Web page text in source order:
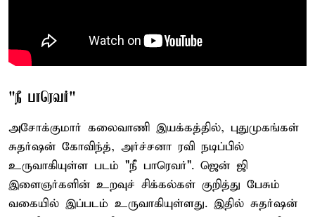
"நீ பாரெவர்"
அசோக்குமார் கலைவாணி இயக்கத்தில், புதுமுகங்கள்
சுதர்ஷன் கோவிந்த், அர்ச்சனா ரவி நடிப்பில்
உருவாகியுள்ள படம் "நீ பாரெவர்". ஜென் ஜி
இளைஞர்களின் உறவுச் சிக்கல்கள் குறித்து பேசும்
வகையில் இப்படம் உருவாகியுள்ளது. இதில் சுதர்ஷன்